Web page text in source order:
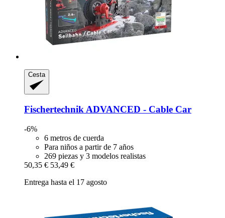
Cesta
Fischertechnik ADVANCED -​ Cable Car
-6%
6 metros de cuerda
Para niños a partir de 7 años
269 piezas y 3 modelos realistas
50,35 € 53,49 €
Entrega hasta el 17 agosto